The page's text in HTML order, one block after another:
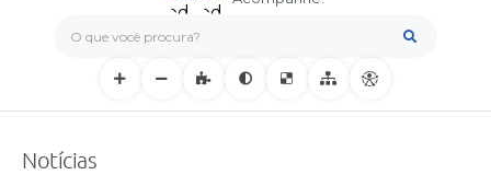
O que você procura?
Notícias